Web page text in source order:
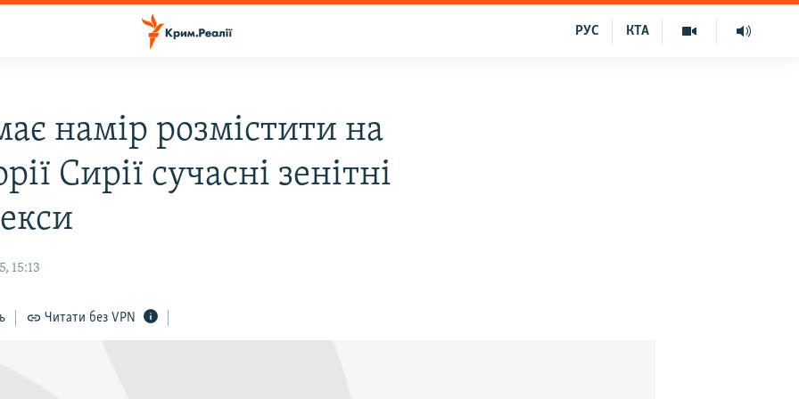
КТА
РУС
намір розмістити на
Сирії сучасні зенітні
15:13
Читати без VPN